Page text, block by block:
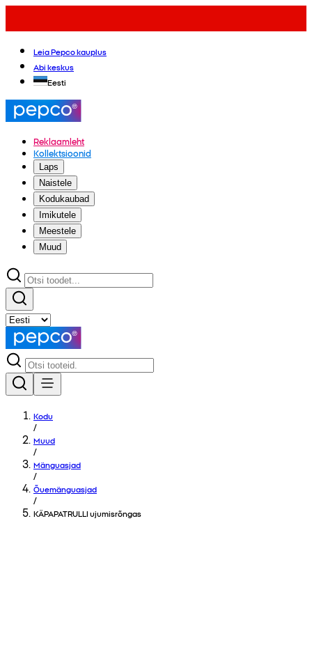
Leia Pepco kauplus
Abi keskus
Eesti
Reklaamleht
Kollektsioonid
Laps
Naistele
Kodukaubad
Imikutele
Meestele
Muud
Kodu
/
Muud
/
Mänguasjad
/
Õuemänguasjad
/
KÄPAPATRULLI ujumisrõngas